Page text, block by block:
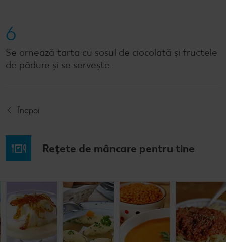
6
Se ornează tarta cu sosul de ciocolată și fructele
de pădure și se servește.
Înapoi
Rețete de mâncare pentru tine
Musaca de
cartofi cu
cașcaval
Lapte de
pasăre
Cel mult 60 minute
Supă
tradițională
cu găluşte
Supă cremă de
linte
Cel mult 60 minute